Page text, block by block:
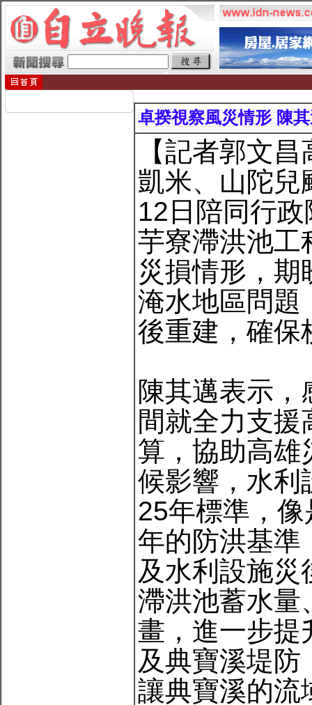
卓揆視察風災情形 陳
【記者郭文
凱米、山陀兒
12日陪同行
芋寮滯洪池工
災損情形，期
淹水地區問題
後重建，確保
陳其邁表示
間就全力支
算，協助高雄
候影響，水利
25年標準，
年的防洪基準
及水利設施災
滯洪池蓄水量
畫，進一步提
及典寶溪堤防
讓典寶溪的流